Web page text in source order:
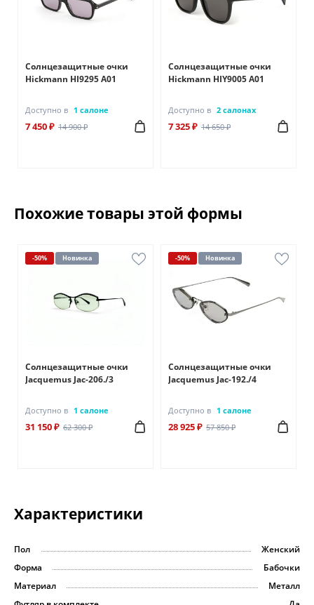
Солнцезащитные очки
Hickmann HI9295 A01
Доступно в 1 салоне
7 450 ₽ 14 900 ₽
Солнцезащитные очки
Hickmann HIY9005 A01
Доступно в 2 салонах
7 325 ₽ 14 650 ₽
Похожие товары этой формы
-50% Новинка
Солнцезащитные очки
Jacquemus Jac-206./3
Доступно в 1 салоне
31 150 ₽ 62 300 ₽
-50% Новинка
Солнцезащитные очки
Jacquemus Jac-192./4
Доступно в 1 салоне
28 925 ₽ 57 850 ₽
Характеристики
Пол
Женский
Форма
Бабочки
Материал
Металл